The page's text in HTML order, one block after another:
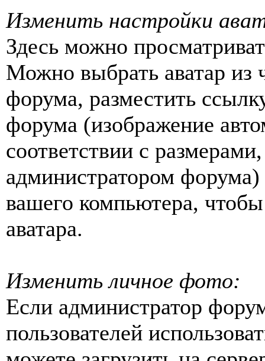
Изменить настройки
Здесь можно
Можно выбрать аватар из
форума, разместить
форума (изображение
соответствии с
администратором форума)
вашего компьютера, чтобы
аватара.
Изменить личное фото:
Если администратор
пользователей